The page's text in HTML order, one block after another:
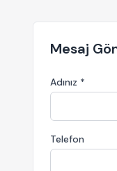
Mesaj
Adınız *
Telefon